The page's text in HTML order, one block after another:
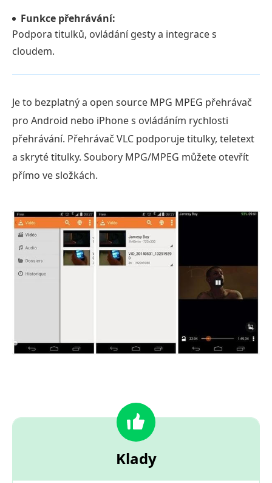
Funkce přehrávání:
Podpora titulků, ovládání gesty a integrace s
cloudem.
Je to bezplatný a open source MPG MPEG přehrávač
pro Android nebo iPhone s ovládáním rychlosti
přehrávání. Přehrávač VLC podporuje titulky, teletext
a skryté titulky. Soubory MPG/MPEG můžete otevřít
přímo ve složkách.
Klady